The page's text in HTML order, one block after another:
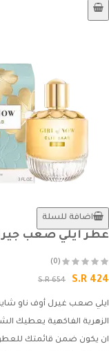
اضافة للسلة
عطر ايلي صعب جيرل
(0)
S.R 424
S.R 654
ايلي صعب غيرل أوف ناو
الزهرية الفاكهية يعطيك
ان يكون ضمن قائمتك للعطور